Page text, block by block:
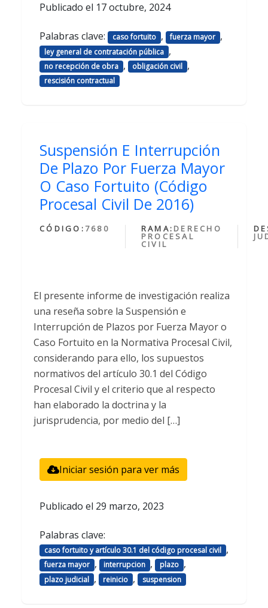
Publicado el 17 octubre, 2024
Palabras clave: caso fortuito , fuerza mayor ,
ley general de contratación pública ,
no recepción de obra , obligación civil ,
rescisión contractual
Suspensión E Interrupción
De Plazo Por Fuerza Mayor
O Caso Fortuito (Código
Procesal Civil De 2016)
CÓDIGO: 7680 RAMA: DERECHO
PROCESAL
CIVIL
El presente informe de investigación realiza
una reseña sobre la Suspensión e
Interrupción de Plazos por Fuerza Mayor o
Caso Fortuito en la Normativa Procesal Civil,
considerando para ello, los supuestos
normativos del artículo 30.1 del Código
Procesal Civil y el criterio que al respecto
han elaborado la doctrina y la
jurisprudencia, por medio del […]
Iniciar sesión para ver más
Publicado el 29 marzo, 2023
Palabras clave:
caso fortuito y artículo 30.1 del código procesal civil ,
fuerza mayor , interrupcion , plazo ,
plazo judicial , reinicio , suspension